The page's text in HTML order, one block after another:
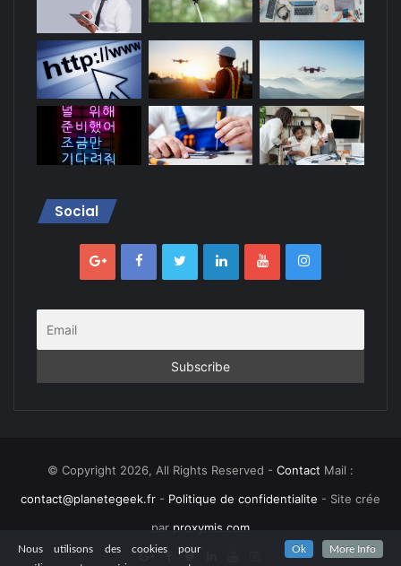
Social
© Copyright 2026, All Rights Reserved - Contact Mail :
contact@planetegeek.fr - Politique de confidentialite - Site crée
par proxymis.com
Nous utilisons des cookies pour
Ok More Info